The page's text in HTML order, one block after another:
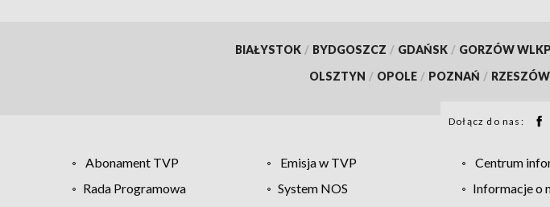
BIAŁYSTOK / BYDGOSZCZ / GDAŃSK / GORZÓW
OLSZTYN / OPOLE / POZNAŃ / RZESZÓW
Dołącz do nas:
Abonament TVP Emisja w TVP Centrum
Rada Programowa
System NOS Informacje o